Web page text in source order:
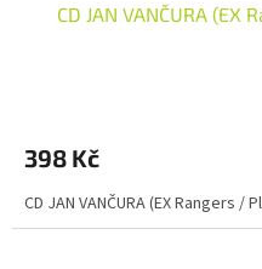
CD JAN VANČURA
398 Kč
CD JAN VANČURA (EX Rangers /